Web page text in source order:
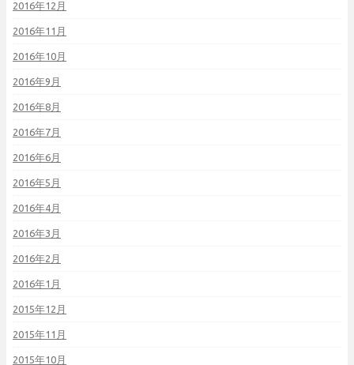
2016年12月
2016年11月
2016年10月
2016年9月
2016年8月
2016年7月
2016年6月
2016年5月
2016年4月
2016年3月
2016年2月
2016年1月
2015年12月
2015年11月
2015年10月